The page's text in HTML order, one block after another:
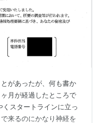
があったが、何も書か
月が経過したところで
スタートラインに立っ
来るのにかなり神経を